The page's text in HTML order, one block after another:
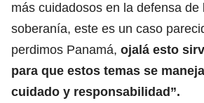
más cuidadosos en la defensa de
soberanía, este es un caso
perdimos Panamá, ojalá esto
para que estos temas se
cuidado y responsabilidad”.